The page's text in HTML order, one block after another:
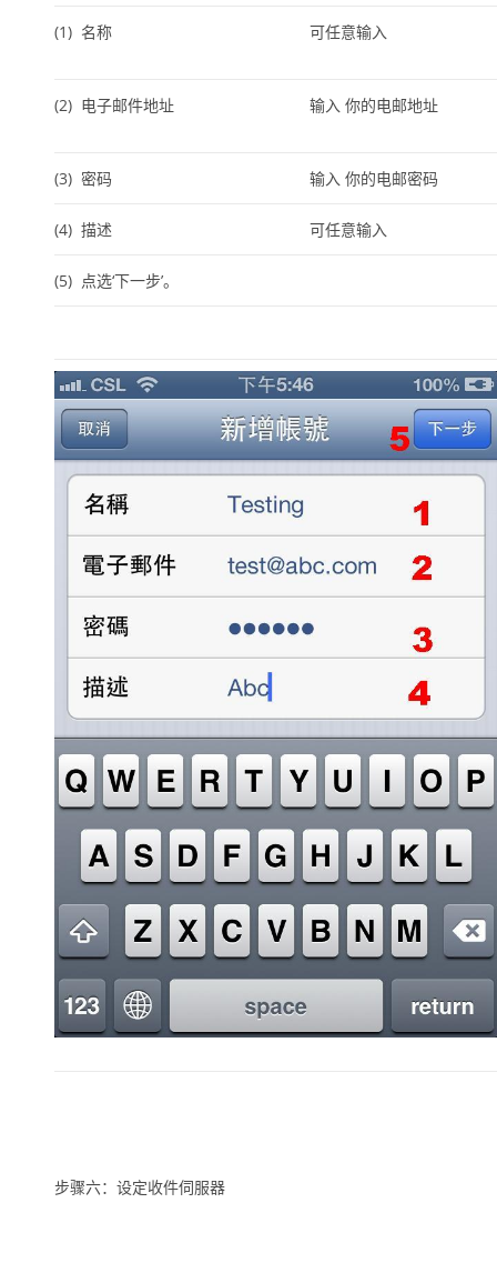
(1) 名称 可任意输入
(2) 电子邮件地址 输入 你的电邮地址
(3) 密码 输入 你的电邮密码
(4) 描述 可任意输入
(5) 点选‘下一步’。
步骤六：设定收件伺服器